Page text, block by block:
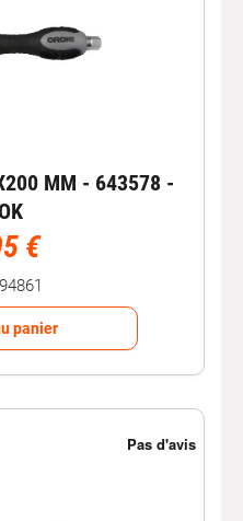
MM - 643578 -
€
panier